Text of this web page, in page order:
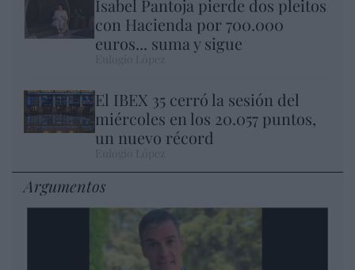
Isabel Pantoja pierde dos pleitos
con Hacienda por 700.000
euros... suma y sigue
El IBEX 35 cerró la sesión del
miércoles en los 20.057 puntos,
un nuevo récord
Argumentos